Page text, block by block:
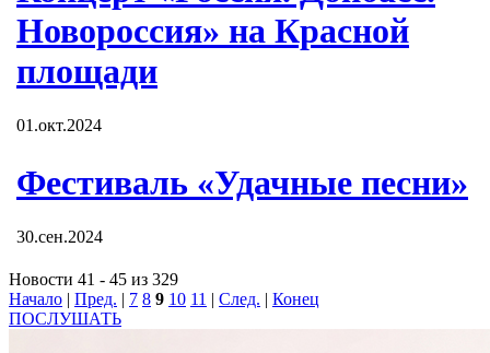
Новороссия» на Красной
площади
01.окт.2024
Фестиваль «Удачные песни»
30.сен.2024
Новости 41 - 45 из 329
Начало | Пред. | 7 8 9 10 11 | След. | Конец
ПОСЛУШАТЬ